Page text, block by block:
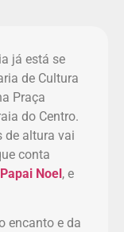
já está se
de Cultura
Praça
do Centro.
de altura vai
conta
Noel, e
encanto e da